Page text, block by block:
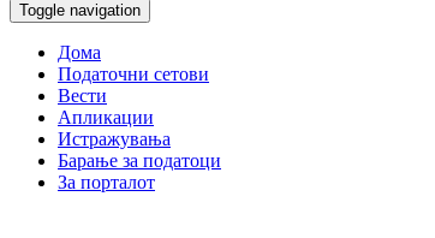
Toggle navigation
Дома
Податочни сетови
Вести
Апликации
Истражувања
Барање за податоци
За порталот